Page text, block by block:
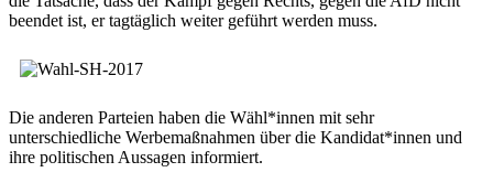
beendet ist, er tagtäglich weiter geführt werden muss.
Die anderen Parteien haben die Wähl*innen mit sehr
unterschiedliche Werbemaßnahmen über die Kandidat*innen und
ihre politischen Aussagen informiert.